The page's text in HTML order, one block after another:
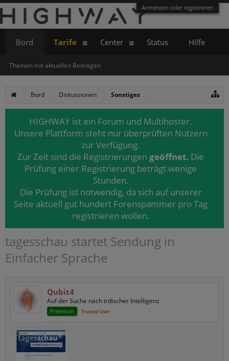
Anmelden oder registrieren
Bord Diskussionen Sonstiges
HIGHWAY ist ein Forum und Multihoster.
Unsere Plattform steht nur überprüften Nutzern
zur Verfügung.
Zur Zeit sind die Registrierungen geöffnet. Die
Prüfung einer Registrierung beträgt wenige
Stunden.
Die Prüfung ist notwendig, da sich auf unserer
Seite aktuell gut hundert Forenspammer pro Tag
registrieren wollen.
tagesschau startet Sendung in
Einfacher Sprache
Qubit4
Auf der Suche nach irdischer Intelligenz
Premium Trusted User
Bord
Themen mit aktuellen Beiträgen
Tarife Center Status Hilfe